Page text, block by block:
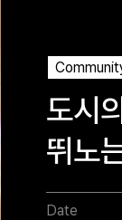
도시
뛰노
Date